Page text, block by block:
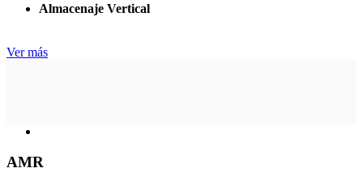
Almacenaje Vertical
Ver más
AMR